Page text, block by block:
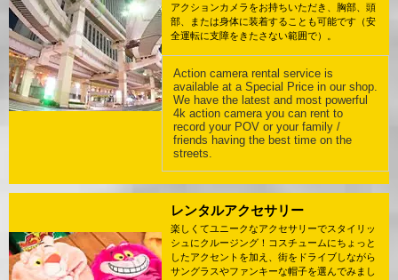
アクションカメラをお持ちいただき、胸部、頭
部、または身体に装着することも可能です（安
全運転に支障をきたさない範囲で）。
Action camera rental service is
available at a Special Price in our shop.
We have the latest and most powerful
4k action camera you can rent to
record your POV or your family /
friends having the best time on the
streets.
レンタルアクセサリー
楽しくてユニークなアクセサリーでスタイリッ
シュにクルージング！コスチュームにちょっと
したアクセントを加え、街をドライブしながら
サングラスやファンキーな帽子を選んでみまし